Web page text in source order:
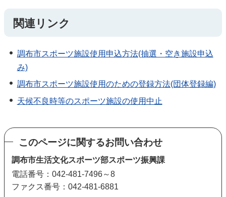
関連リンク
調布市スポーツ施設使用申込方法(抽選・空き施設申込
み)
調布市スポーツ施設使用のための登録方法(団体登録編)
天候不良時等のスポーツ施設の使用中止
このページに関するお問い合わせ
調布市生活文化スポーツ部スポーツ振興課
電話番号：042-481-7496～8
ファクス番号：042-481-6881